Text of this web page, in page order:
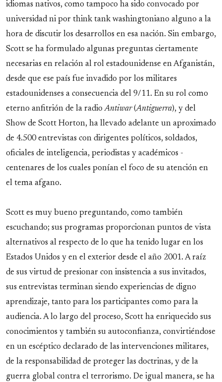
idiomas nativos, como tampoco ha sido convocado por
universidad ni por think tank washingtoniano alguno a la
hora de discutir los desarrollos en esa nación. Sin embargo,
Scott se ha formulado algunas preguntas ciertamente
necesarias en relación al rol estadounidense en Afganistán,
desde que ese país fue invadido por los militares
estadounidenses a consecuencia del 9/11. En su rol como
eterno anfitrión de la radioAntiwar(Antiguerra), y del
Show de Scott Horton, ha llevado adelante un aproximado
de 4.500 entrevistas con dirigentes políticos, soldados,
oficiales de inteligencia, periodistas y académicos -
centenares de los cuales ponían el foco de su atención en
el tema afgano.
Scott es muy bueno preguntando, como también
escuchando; sus programas proporcionan puntos de vista
alternativos al respecto de lo que ha tenido lugar en los
Estados Unidos y en el exterior desde el año 2001. A raíz
de sus virtud de presionar con insistencia a sus invitados,
sus entrevistas terminan siendo experiencias de digno
aprendizaje, tanto para los participantes como para la
audiencia. A lo largo del proceso, Scott ha enriquecido sus
conocimientos y también su autoconfianza, convirtiéndose
en un escéptico declarado de las intervenciones militares,
de la responsabilidad de proteger las doctrinas, y de la
guerra global contra el terrorismo. De igual manera, se ha